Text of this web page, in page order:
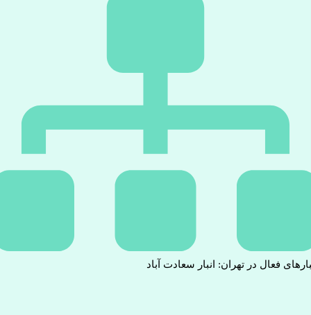
فعال در تهران: انبار سعادت آباد